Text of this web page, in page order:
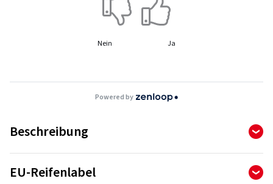
Nein Ja
Powered by
Beschreibung
QUATRAC PRO +
EU-Reifenlabel